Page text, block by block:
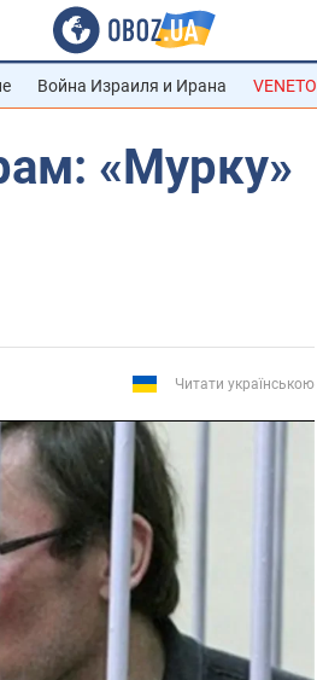
Война Израиля и Ирана VENETO
«Мурку»
Читати українською